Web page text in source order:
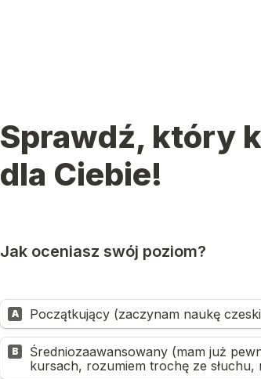
Sprawdź, który
A Początkujący (zaczynam naukę
B
Średniozaawansowany (mam już
kursach, rozumiem trochę ze